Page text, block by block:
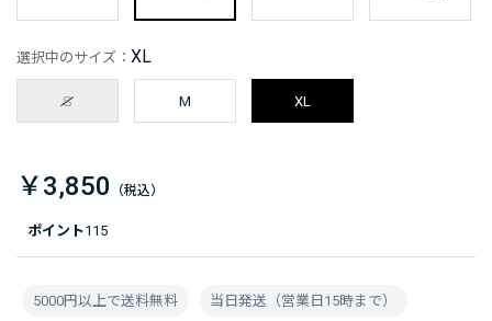
ポイント115
選択中のサイズ： XL
S M XL
￥3,850
5000円以上で送料無料 当日発送（営業日15時まで）